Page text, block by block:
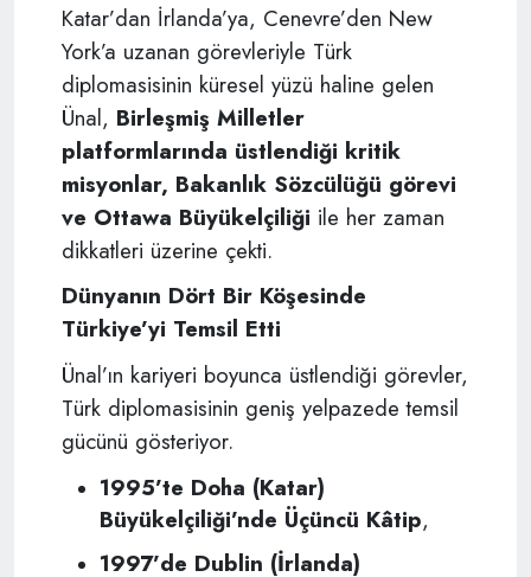
Katar’dan İrlanda’ya, Cenevre’den New
York’a uzanan görevleriyle Türk
diplomasisinin küresel yüzü haline gelen
Ünal, Birleşmiş Milletler
platformlarında üstlendiği kritik
misyonlar, Bakanlık Sözcülüğü görevi
ve Ottawa Büyükelçiliği ile her zaman
dikkatleri üzerine çekti.
Dünyanın Dört Bir Köşesinde
Türkiye’yi Temsil Etti
Ünal’ın kariyeri boyunca üstlendiği görevler,
Türk diplomasisinin geniş yelpazede temsil
gücünü gösteriyor.
1995’te Doha (Katar)
Büyükelçiliği’nde Üçüncü Kâtip,
1997’de Dublin (İrlanda)